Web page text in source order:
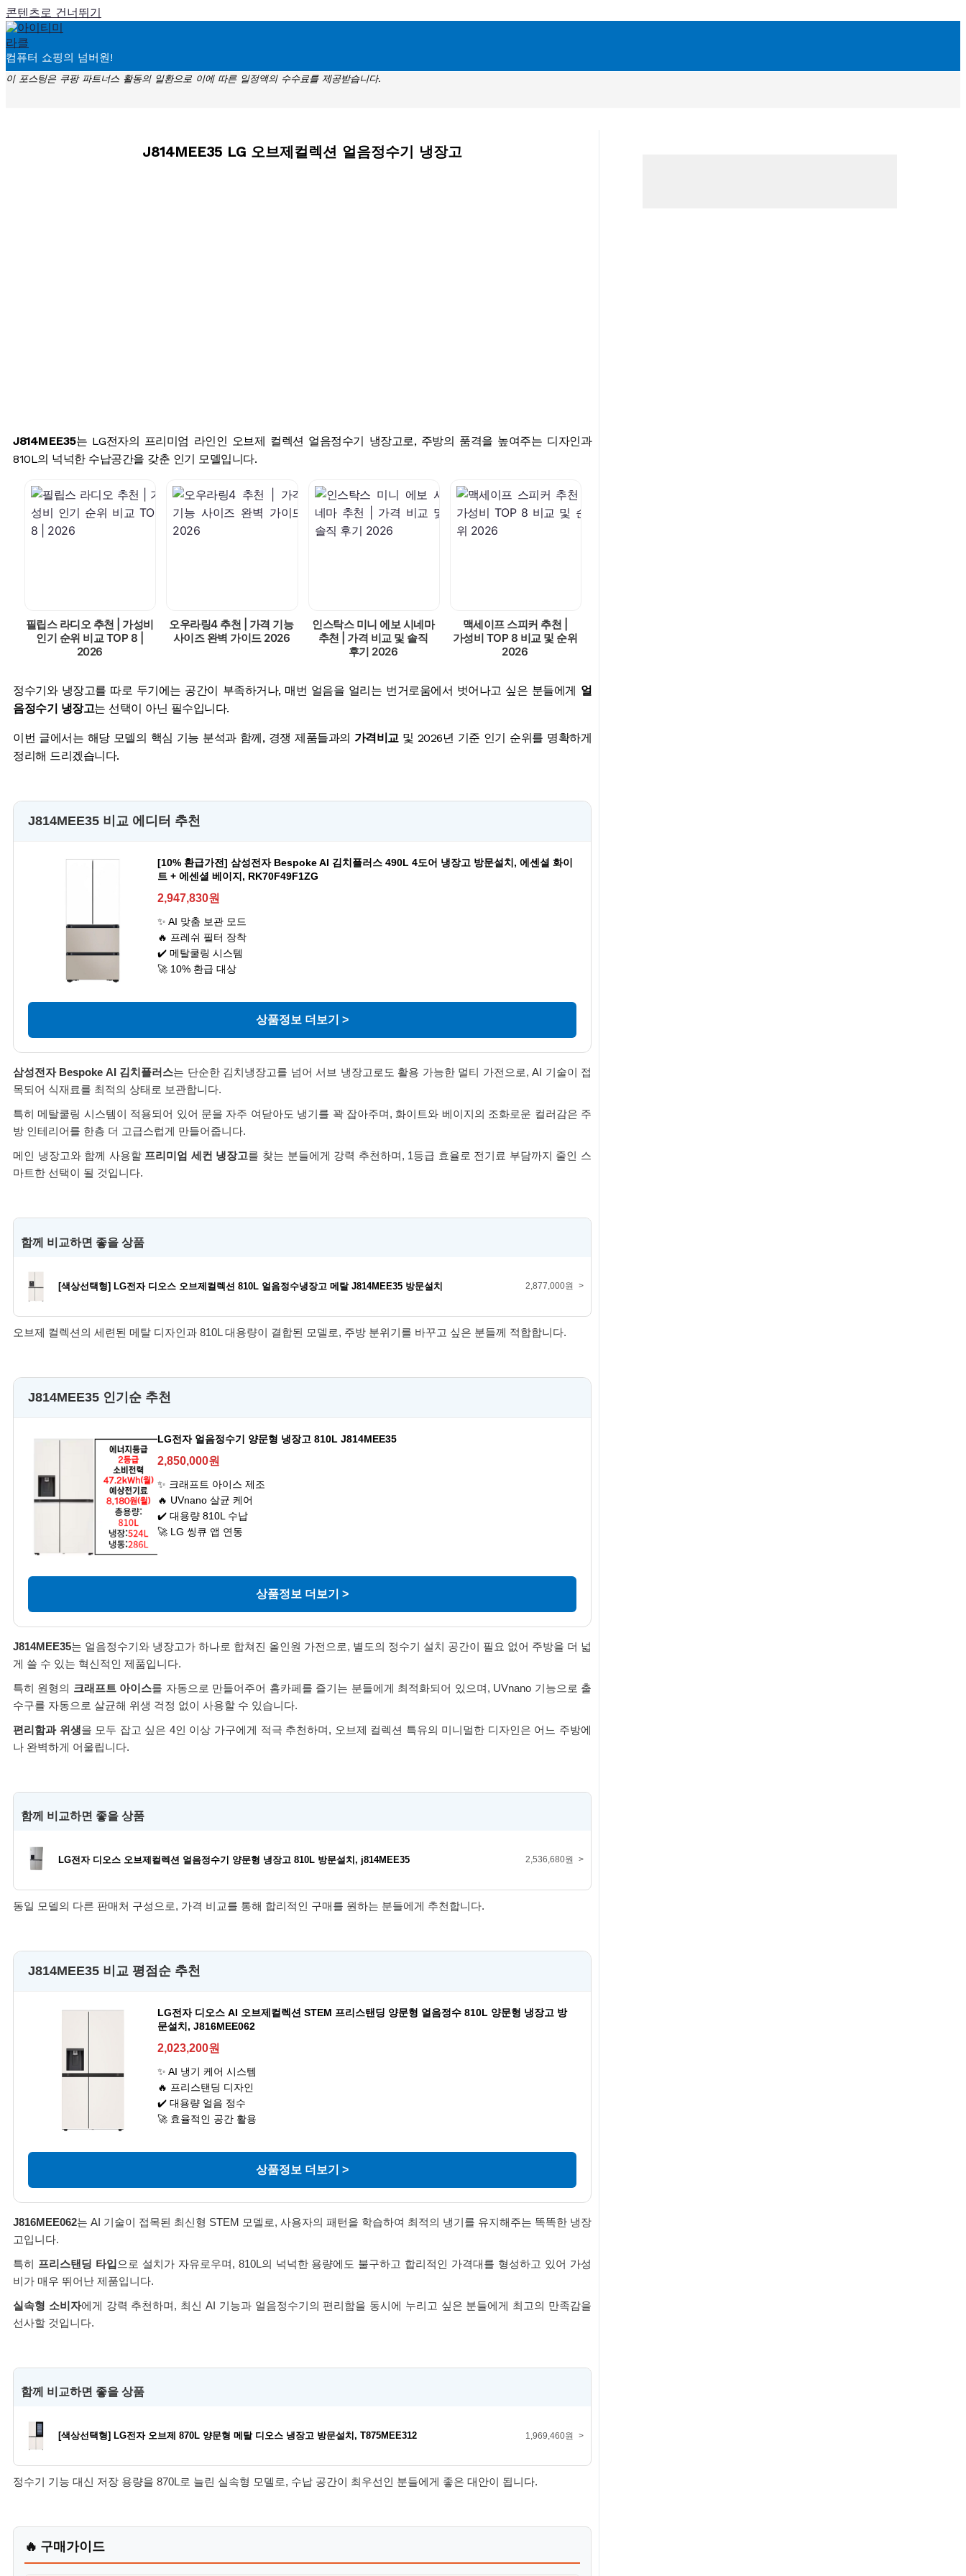
콘텐츠로 건너뛰기
컴퓨터 쇼핑의 넘버원!
이 포스팅은 쿠팡 파트너스 활동의 일환으로 이에 따른 일정액의 수수료를 제공받습니다.
J814MEE35 LG 오브제컬렉션 얼음정수기 냉장고
J814MEE35는 LG전자의 프리미엄 라인인 오브제 컬렉션 얼음정수기 냉장고로, 주방의 품격을 높여주는 디자인과
810L의 넉넉한 수납공간을 갖춘 인기 모델입니다.
필립스 라디오 추천 | 가성비
인기 순위 비교 TOP 8 |
2026
오우라링4 추천 | 가격 기능
사이즈 완벽 가이드 2026
인스탁스 미니 에보 시네마
추천 | 가격 비교 및 솔직
후기 2026
맥세이프 스피커 추천 |
가성비 TOP 8 비교 및 순위
2026
정수기와 냉장고를 따로 두기에는 공간이 부족하거나, 매번 얼음을 얼리는 번거로움에서 벗어나고 싶은 분들에게 얼
음정수기 냉장고는 선택이 아닌 필수입니다.
이번 글에서는 해당 모델의 핵심 기능 분석과 함께, 경쟁 제품들과의 가격비교및 2026년 기준 인기 순위를 명확하게
정리해 드리겠습니다.
J814MEE35 비교 에디터 추천
[10% 환급가전] 삼성전자 Bespoke AI 김치플러스 490L 4도어 냉장고 방문설치, 에센셜 화이
트 + 에센셜 베이지, RK70F49F1ZG
2,947,830원
✨ AI 맞춤 보관 모드
🔥 프레쉬 필터 장착
✔️ 메탈쿨링 시스템
🚀 10% 환급 대상
상품정보 더보기 >
삼성전자 Bespoke AI 김치플러스는 단순한 김치냉장고를 넘어 서브 냉장고로도 활용 가능한 멀티 가전으로, AI 기술이 접
목되어 식재료를 최적의 상태로 보관합니다.
특히 메탈쿨링 시스템이 적용되어 있어 문을 자주 여닫아도 냉기를 꽉 잡아주며, 화이트와 베이지의 조화로운 컬러감은 주
방 인테리어를 한층 더 고급스럽게 만들어줍니다.
메인 냉장고와 함께 사용할 프리미엄 세컨 냉장고를 찾는 분들에게 강력 추천하며, 1등급 효율로 전기료 부담까지 줄인 스
마트한 선택이 될 것입니다.
함께 비교하면 좋을 상품
[색상선택형] LG전자 디오스 오브제컬렉션 810L 얼음정수냉장고 메탈 J814MEE35 방문설치 2,877,000원 >
오브제 컬렉션의 세련된 메탈 디자인과 810L 대용량이 결합된 모델로, 주방 분위기를 바꾸고 싶은 분들께 적합합니다.
J814MEE35 인기순 추천
LG전자 얼음정수기 양문형 냉장고 810L J814MEE35
2,850,000원
✨ 크래프트 아이스 제조
🔥 UVnano 살균 케어
✔️ 대용량 810L 수납
🚀 LG 씽큐 앱 연동
상품정보 더보기 >
J814MEE35는 얼음정수기와 냉장고가 하나로 합쳐진 올인원 가전으로, 별도의 정수기 설치 공간이 필요 없어 주방을 더 넓
게 쓸 수 있는 혁신적인 제품입니다.
특히 원형의 크래프트 아이스를 자동으로 만들어주어 홈카페를 즐기는 분들에게 최적화되어 있으며, UVnano 기능으로 출
수구를 자동으로 살균해 위생 걱정 없이 사용할 수 있습니다.
편리함과 위생을 모두 잡고 싶은 4인 이상 가구에게 적극 추천하며, 오브제 컬렉션 특유의 미니멀한 디자인은 어느 주방에
나 완벽하게 어울립니다.
함께 비교하면 좋을 상품
LG전자 디오스 오브제컬렉션 얼음정수기 양문형 냉장고 810L 방문설치, j814MEE35 2,536,680원 >
동일 모델의 다른 판매처 구성으로, 가격 비교를 통해 합리적인 구매를 원하는 분들에게 추천합니다.
J814MEE35 비교 평점순 추천
LG전자 디오스 AI 오브제컬렉션 STEM 프리스탠딩 양문형 얼음정수 810L 양문형 냉장고 방
문설치, J816MEE062
2,023,200원
✨ AI 냉기 케어 시스템
🔥 프리스탠딩 디자인
✔️ 대용량 얼음 정수
🚀 효율적인 공간 활용
상품정보 더보기 >
J816MEE062는 AI 기술이 접목된 최신형 STEM 모델로, 사용자의 패턴을 학습하여 최적의 냉기를 유지해주는 똑똑한 냉장
고입니다.
특히 프리스탠딩 타입 으로 설치가 자유로우며, 810L의 넉넉한 용량에도 불구하고 합리적인 가격대를 형성하고 있어 가성
비가 매우 뛰어난 제품입니다.
실속형 소비자에게 강력 추천하며, 최신 AI 기능과 얼음정수기의 편리함을 동시에 누리고 싶은 분들에게 최고의 만족감을
선사할 것입니다.
함께 비교하면 좋을 상품
[색상선택형] LG전자 오브제 870L 양문형 메탈 디오스 냉장고 방문설치, T875MEE312 1,969,460원 >
정수기 기능 대신 저장 용량을 870L로 늘린 실속형 모델로, 수납 공간이 최우선인 분들에게 좋은 대안이 됩니다.
🔥 구매가이드